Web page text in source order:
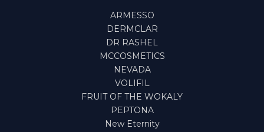
ARMESSO
DERMCLAR
DR RASHEL
MCCOSMETICS
NEVADA
VOLIFIL
FRUIT OF THE WOKALY
PEPTONA
New Eternity